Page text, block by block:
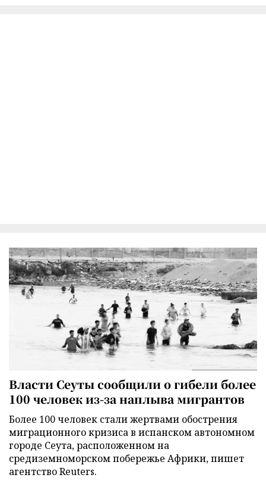
Власти Сеуты сообщили о гибели более
100 человек из-за наплыва мигрантов
Более 100 человек стали жертвами обострения
миграционного кризиса в испанском автономном
городе Сеута, расположенном на
средиземноморском побережье Африки, пишет
агентство Reuters.